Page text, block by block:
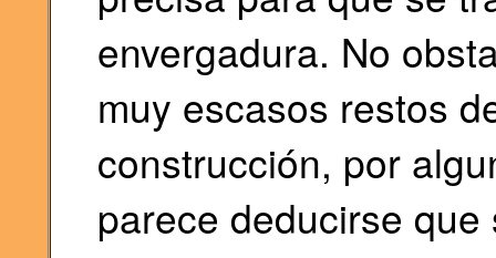
envergadura. No
muy escasos restos
construcción, por
parece deducirse